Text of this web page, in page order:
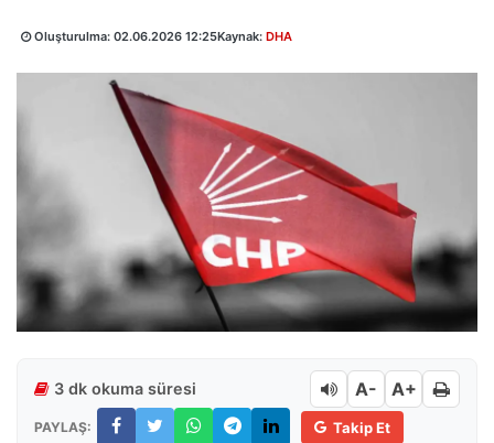
Oluşturulma: 02.06.2026 12:25Kaynak: DHA
3 dk okuma süresi A- A+
PAYLAŞ: Takip Et